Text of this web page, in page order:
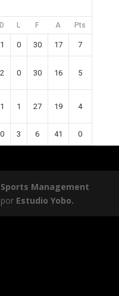
D L F A Pts
1 0 30 17 7
2 0 30 16 5
1 1 27 19 4
0 3 6 41 0
Management
Estudio Yobo.